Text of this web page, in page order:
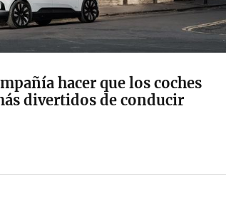
hacer que los coches
divertidos de conducir